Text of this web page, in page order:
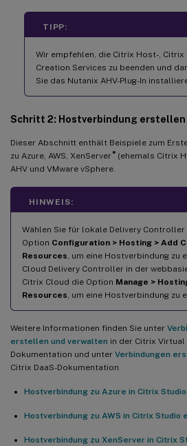
TIPP:
Wir empfehlen, die Citrix Host-, Citrix
Creation Services zu beenden und
Sie das Nutanix AHV-Plug-In
Schritt 2: Hostverbindung erstellen
Dieser Abschnitt enthält Beispiele zum
zu Azure, AWS, XenServer ®(ehemals Citrix
AHV und VMware vSphere.
HINWEIS:
Wählen Sie für lokale Delivery
Option Configuration > Hosting > Add
Resources, um eine Hostverbindung zu
Cloud Delivery Controller in der
Citrix Cloud die Option Manage >
Resources, um eine Hostverbindung zu
Weitere Informationen finden Sie unter
erstellen und verwalten in der Citrix
Dokumentation und unter Verbindungen
Citrix DaaS-Dokumentation.
Hostverbindung zu Azure in Citrix
Hostverbindung zu AWS in Citrix Studio
Hostverbindung zu XenServer in Citrix